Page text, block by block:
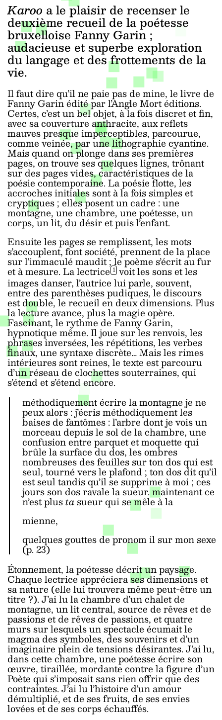
Karoo a le plaisir de recenser le
deuxième recueil de la poétesse
bruxelloise Fanny Garin ;
audacieuse et superbe exploration
du langage et des frottements de la
vie.
Il faut dire qu’il ne paie pas de mine, le livre de
Fanny Garin édité par l’Angle Mort éditions.
Certes, c’est un bel objet, à la fois discret et fin,
avec sa couverture anthracite, aux reflets
mauves presque imperceptibles, parcourue,
comme veinée, par une lithographie cyantine.
Mais quand on plonge dans ses premières
pages, on trouve ses quelques lignes, trônant
sur des pages vides, caractéristiques de la
poésie contemporaine. La poésie flotte, les
accroches initiales sont à la fois simples et
cryptiques ; elles posent un cadre : une
montagne, une chambre, une poétesse, un
corps, un lit, du désir et puis l’enfant.
Ensuite les pages se remplissent, les mots
s’accouplent, font société, prennent de la place
sur l’immaculé maudit ; le poème s’écrit au fur
et à mesure. La lectrice 1voit les sons et les
images danser, l’autrice lui parle, souvent,
entre des parenthèses pudiques, le discours
est double, le recueil en deux dimensions. Plus
la lecture avance, plus la magie opère.
Fascinant, le rythme de Fanny Garin,
hypnotique même. Il joue sur les renvois, les
phrases inversées, les répétitions, les verbes
finaux, une syntaxe discrète… Mais les rimes
intérieures sont reines, le texte est parcouru
d’un réseau de clochettes souterraines, qui
s’étend et s’étend encore.
méthodiquement écrire la montagne je ne
peux alors : j’écris méthodiquement les
baises de fantômes : l’arbre dont je vois un
morceau depuis le sol de la chambre, une
confusion entre parquet et moquette qui
brûle la surface du dos, les ombres
nombreuses des feuilles sur ton dos qui est
seul, tourné vers le plafond ; ton dos dit qu’il
est seul tandis qu’il se supprime à moi ; ces
jours son dos ravale la sueur. maintenant ce
n’est plustasueur qui se mêle à la
mienne,
quelques gouttes de pronom il sur mon sexe
(p. 23)
Étonnement, la poétesse décrit un paysage.
Chaque lectrice appréciera ses dimensions et
sa nature (elle lui trouvera même peut-être un
titre ?). J’ai lu la chambre d’un chalet de
montagne, un lit central, source de rêves et de
passions et de rêves de passions, et quatre
murs sur lesquels un spectacle écumait le
magma des symboles, des souvenirs et d’un
imaginaire plein de tensions désirantes. J’ai lu,
dans cette chambre, une poétesse écrire son
œuvre, tiraillée, mordante contre la figure d’un
Poète qui s’imposait sans rien offrir que des
contraintes. J’ai lu l’histoire d’un amour
démultiplié, et de ses fruits, de ses envies
lovées et de ses corps échauffés.